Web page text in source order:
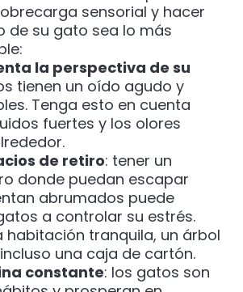
sensorial y hacer
de su gato sea lo más
la perspectiva de su
tienen un oído agudo y
Tenga esto en cuenta
fuertes y los olores
de retiro: tener un
donde puedan escapar
abrumados puede
a controlar su estrés.
habitación tranquila, un árbol
una caja de cartón.
constante: los gatos son